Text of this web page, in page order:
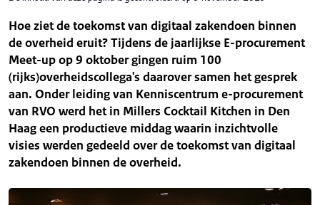
Hoe ziet de toekomst van digitaal zakendoen binnen
de overheid eruit? Tijdens de jaarlijkse E-procurement
Meet-up op 9 oktober gingen ruim 100
(rijks)overheidscollega's daarover samen het gesprek
aan. Onder leiding van Kenniscentrum e-procurement
van RVO werd het in Millers Cocktail Kitchen in Den
Haag een productieve middag waarin inzichtvolle
visies werden gedeeld over de toekomst van digitaal
zakendoen binnen de overheid.